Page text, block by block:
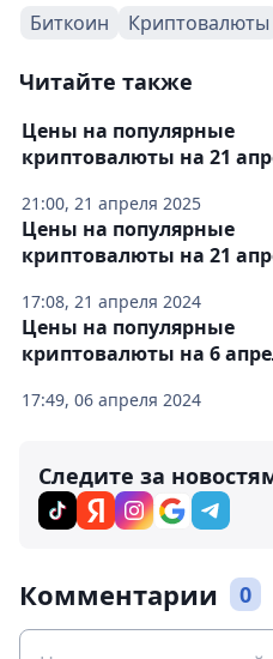
Биткоин Криптовалюты
Читайте также
21:00, 21 апреля 2025
Цены на популярные
криптовалюты на 21
17:08, 21 апреля 2024
Цены на популярные
криптовалюты на 21
17:49, 06 апреля 2024
Цены на популярные
криптовалюты на 6
Следите за
Комментарии 0